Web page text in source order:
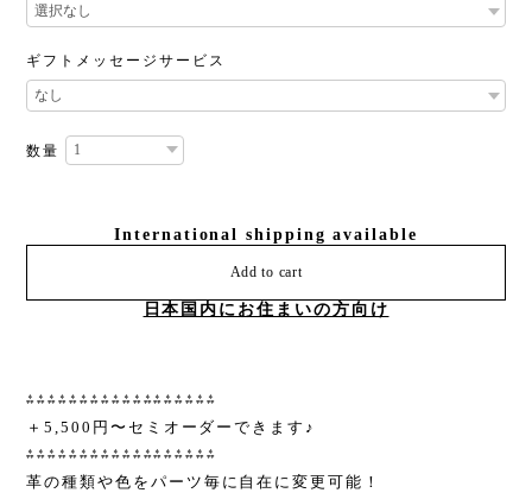
ギフトメッセージサービス
数量
International shipping available
Add to cart
日本国内にお住まいの方向け
⁂⁂⁂⁂⁂⁂⁂⁂⁂⁂⁂⁂⁂⁂⁂⁂⁂⁂
＋5,500円〜セミオーダーできます♪
⁂⁂⁂⁂⁂⁂⁂⁂⁂⁂⁂⁂⁂⁂⁂⁂⁂⁂
革の種類や色をパーツ毎に自在に変更可能！